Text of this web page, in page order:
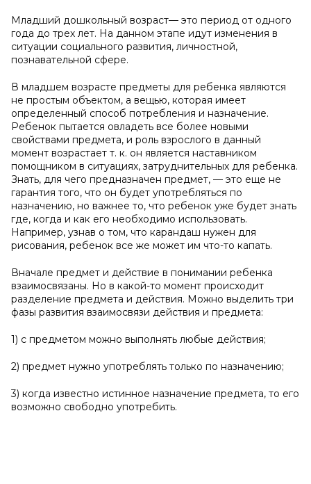
Младший дошкольный возраст— это период от одного
года до трех лет. На данном этапе идут изменения в
ситуации социального развития, личностной,
познавательной сфере.
В младшем возрасте предметы для ребенка являются
не простым объектом, а вещью, которая имеет
определенный способ потребления и назначение.
Ребенок пытается овладеть все более новыми
свойствами предмета, и роль взрослого в данный
момент возрастает т. к. он является наставником
помощником в ситуациях, затруднительных для ребенка.
Знать, для чего предназначен предмет, — это еще не
гарантия того, что он будет употребляться по
назначению, но важнее то, что ребенок уже будет знать
где, когда и как его необходимо использовать.
Например, узнав о том, что карандаш нужен для
рисования, ребенок все же может им что-то капать.
Вначале предмет и действие в понимании ребенка
взаимосвязаны. Но в какой-то момент происходит
разделение предмета и действия. Можно выделить три
фазы развития взаимосвязи действия и предмета:
1) с предметом можно выполнять любые действия;
2) предмет нужно употреблять только по назначению;
3) когда известно истинное назначение предмета, то его
возможно свободно употребить.